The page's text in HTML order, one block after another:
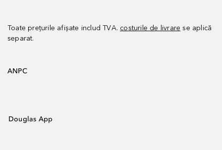
Toate prețurile afișate includ TVA. costurile de livrare se aplică
separat.
ANPC
Douglas App